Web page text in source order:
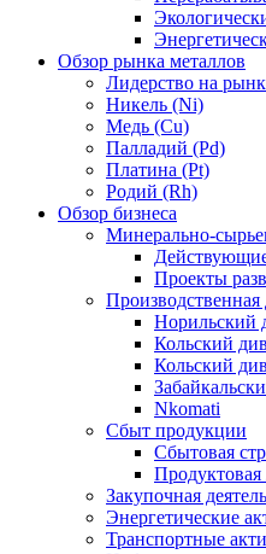
Обзор рынка металлов
Лидерство на
Никель (Ni)
Медь (Cu)
Палладий (Pd)
Платина (Pt)
Родий (Rh)
Обзор бизнеса
Минерально-
Проекты
Производственная
Норильский
Кольский
Кольский
Nkomati
Сбыт продукции
Сбытовая
Продуктовая
Закупочная
Энергетические
Транспортные